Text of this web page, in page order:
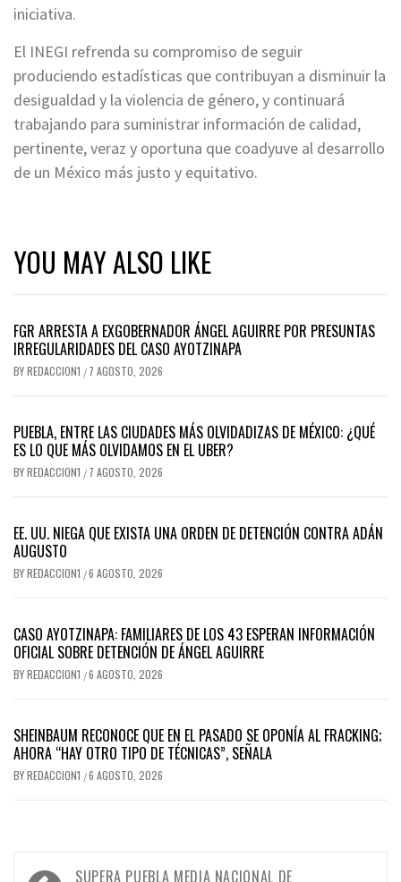
iniciativa.
El INEGI refrenda su compromiso de seguir
produciendo estadísticas que contribuyan a disminuir la
desigualdad y la violencia de género, y continuará
trabajando para suministrar información de calidad,
pertinente, veraz y oportuna que coadyuve al desarrollo
de un México más justo y equitativo.
YOU MAY ALSO LIKE
FGR ARRESTA A EXGOBERNADOR ÁNGEL AGUIRRE POR PRESUNTAS
IRREGULARIDADES DEL CASO AYOTZINAPA
BYREDACCION1 / 7 AGOSTO, 2026
PUEBLA, ENTRE LAS CIUDADES MÁS OLVIDADIZAS DE MÉXICO: ¿QUÉ
ES LO QUE MÁS OLVIDAMOS EN EL UBER?
BYREDACCION1 / 7 AGOSTO, 2026
EE. UU. NIEGA QUE EXISTA UNA ORDEN DE DETENCIÓN CONTRA ADÁN
AUGUSTO
BYREDACCION1 /6 AGOSTO, 2026
CASO AYOTZINAPA: FAMILIARES DE LOS 43 ESPERAN INFORMACIÓN
OFICIAL SOBRE DETENCIÓN DE ÁNGEL AGUIRRE
BYREDACCION1 /6 AGOSTO, 2026
SHEINBAUM RECONOCE QUE EN EL PASADO SE OPONÍA AL FRACKING;
AHORA “HAY OTRO TIPO DE TÉCNICAS”, SEÑALA
BYREDACCION1 /6 AGOSTO, 2026
SUPERA PUEBLA MEDIA NACIONAL DE